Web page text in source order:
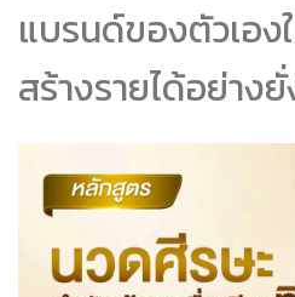
แบรนด์ของตัวเอง
สร้างรายได้อย่าง